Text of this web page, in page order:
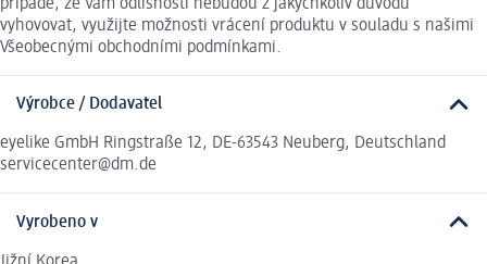
případě, že Vám odlišnosti nebudou z jakýchkoliv důvodů
vyhovovat, využijte možnosti vrácení produktu v souladu s našimi
Všeobecnými obchodními podmínkami.
Výrobce / Dodavatel
eyelike GmbH Ringstraße 12, DE-63543 Neuberg, Deutschland
servicecenter@dm.de
Vyrobeno v